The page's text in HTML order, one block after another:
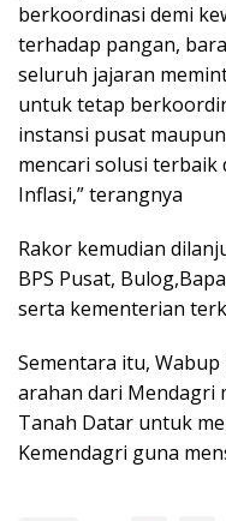
berkoordinasi demi
terhadap pangan,
seluruh jajaran
untuk tetap
instansi pusat
mencari solusi terbaik
Inflasi,” terangnya
Rakor kemudian
BPS Pusat,
serta kementerian
Sementara itu,
arahan dari Mendagri
Tanah Datar untuk
Kemendagri guna